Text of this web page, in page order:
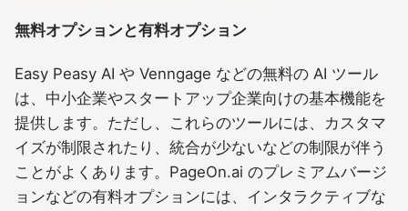
無料オプションと有料オプション
Easy Peasy AI や Venngage などの無料の AI ツール
は、中小企業やスタートアップ企業向けの基本機能を
提供します。ただし、これらのツールには、カスタマ
イズが制限されたり、統合が少ないなどの制限が伴う
ことがよくあります。PageOn.ai のプレミアムバージ
ョンなどの有料オプションには、インタラクティブな